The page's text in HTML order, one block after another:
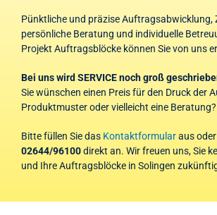
Pünktliche und präzise Auftragsabwicklung,
persönliche Beratung und individuelle
Projekt Auftragsblöcke können Sie von uns
Bei uns wird SERVICE noch groß
Sie wünschen einen Preis für den Druck der
Produktmuster oder vielleicht eine Beratung?
Bitte füllen Sie das Kontaktformularaus
02644/96100direkt an. Wir freuen uns, Sie
und Ihre Auftragsblöcke in Solingen